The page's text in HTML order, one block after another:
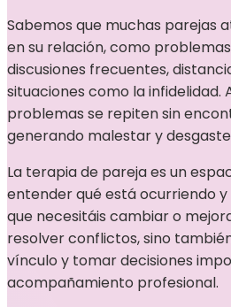
Sabemos que muchas parejas
en su relación, como
discusiones frecuentes,
situaciones como la infidelidad.
problemas se repiten sin
generando malestar y
La terapia de pareja es un
entender qué está ocurriendo
que necesitáis cambiar o
resolver conflictos, sino
vínculo y tomar decisiones
acompañamiento profesional.